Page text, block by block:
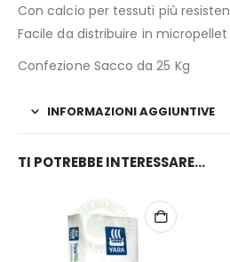
Con calcio per tessuti più
Facile da distribuire in micropellet
Confezione Sacco da 25 Kg
INFORMAZIONI AGGIUNTIVE
TI POTREBBE INTERESSARE…